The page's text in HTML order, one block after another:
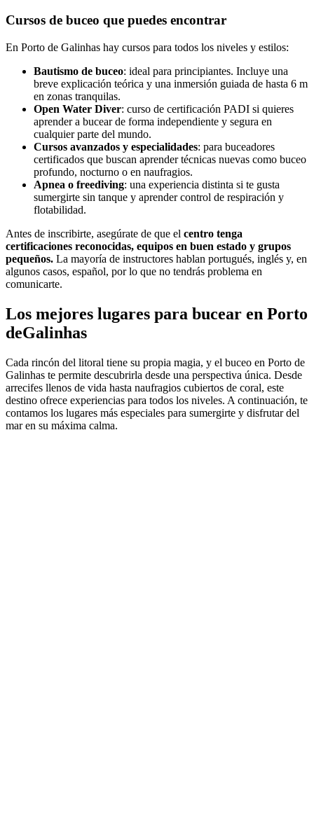
Cursos de buceo que puedes encontrar
En Porto de Galinhas hay cursos para todos los niveles y estilos:
Bautismo de buceo: ideal para principiantes. Incluye una
breve explicación teórica y una inmersión guiada de hasta 6 m
en zonas tranquilas.
Open Water Diver: curso de certificación PADI si quieres
aprender a bucear de forma independiente y segura en
cualquier parte del mundo.
Cursos avanzados y especialidades: para buceadores
certificados que buscan aprender técnicas nuevas como buceo
profundo, nocturno o en naufragios.
Apnea o freediving: una experiencia distinta si te gusta
sumergirte sin tanque y aprender control de respiración y
flotabilidad.
Antes de inscribirte, asegúrate de que el centro tenga
certificaciones reconocidas, equipos en buen estado y grupos
pequeños. La mayoría de instructores hablan portugués, inglés y, en
algunos casos, español, por lo que no tendrás problema en
comunicarte.
Los mejores lugares para bucear en Porto
deGalinhas
Cada rincón del litoral tiene su propia magia, y el buceo en Porto de
Galinhas te permite descubrirla desde una perspectiva única. Desde
arrecifes llenos de vida hasta naufragios cubiertos de coral, este
destino ofrece experiencias para todos los niveles. A continuación, te
contamos los lugares más especiales para sumergirte y disfrutar del
mar en su máxima calma.